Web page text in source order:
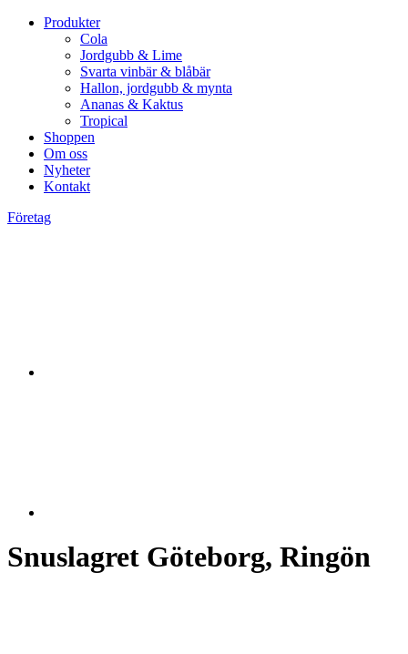
Produkter
Cola
Jordgubb & Lime
Svarta vinbär & blåbär
Hallon, jordgubb & mynta
Ananas & Kaktus
Tropical
Shoppen
Om oss
Nyheter
Kontakt
Företag
Snuslagret Göteborg, Ringön